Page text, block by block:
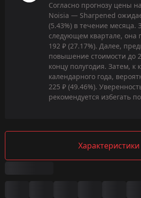
Согласно прогнозу цены
Noisia — Sharpened
(5.43%) в течение месяца.
следующем квартале, она
192 ₽ (27.17%). Далее,
повышение стоимости до
концу полугодия. Затем, к
календарного года,
225 ₽ (49.46%).
рекомендуется избегать
Характеристики